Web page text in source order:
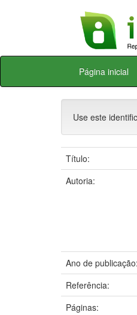
Skip
Página inicial
Use este
Título:
Autoria:
Ano de publicação:
Referência:
Páginas: